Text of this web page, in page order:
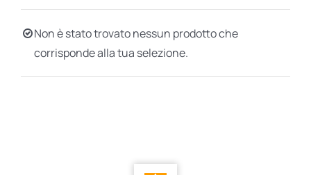
BIOGRAFIE
ATTUALITÀ
Non è stato trovato nessun prodotto che
corrisponde alla tua selezione.